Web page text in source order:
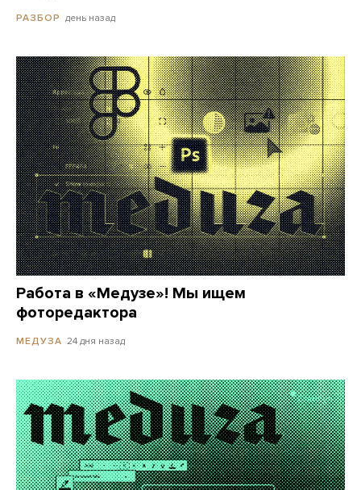
РАЗБОР день назад
Работа в «Медузе»! Мы ищем
фоторедактора
МЕДУЗА 24 дня назад